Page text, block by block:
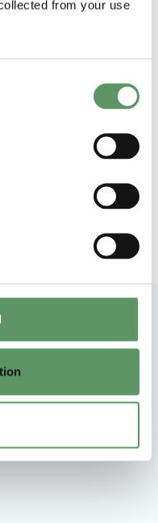
from your use
Region